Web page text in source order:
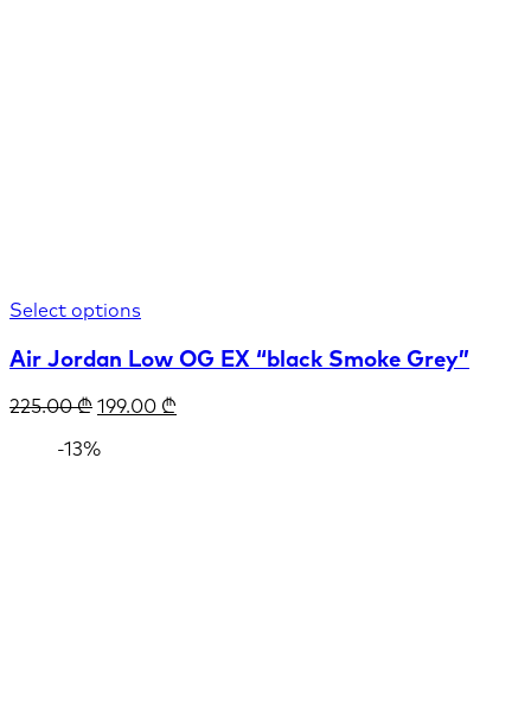
Select options
Air Jordan Low OG EX “black Smoke Grey”
225.00₾ 199.00 ₾
-13%